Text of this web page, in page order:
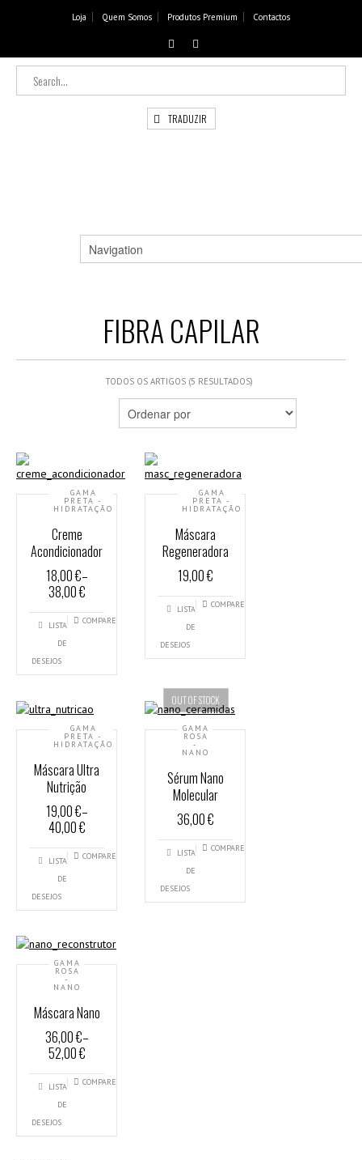
Loja Quem Somos Produtos Premium Contactos
TRADUZIR
FIBRA CAPILAR
TODOS OS ARTIGOS (5 RESULTADOS)
GAMA
PRETA -
HIDRATAÇÃO
Creme
Acondicionador
18,00 €–
38,00 €
LISTA
DE
DESEJOS
COMPARE
GAMA
PRETA -
HIDRATAÇÃO
Máscara
Regeneradora
19,00 €
LISTA
DE
DESEJOS
COMPARE
GAMA
PRETA -
HIDRATAÇÃO
Máscara Ultra
Nutrição
19,00 €–
40,00 €
LISTA
DE
DESEJOS
COMPARE
OUT OF STOCK
GAMA
ROSA
-
NANO
Sérum Nano
Molecular
36,00 €
LISTA
DE
DESEJOS
COMPARE
GAMA
ROSA
-
NANO
Máscara Nano
36,00 €–
52,00 €
LISTA
DE
DESEJOS
COMPARE